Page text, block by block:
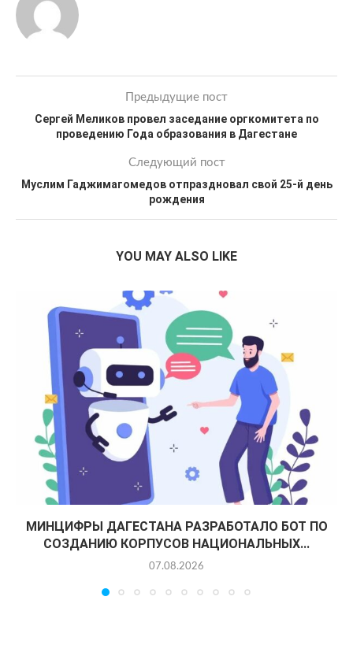
Предыдущие пост
Сергей Меликов провел заседание оргкомитета по
проведению Года образования в Дагестане
Следующий пост
Муслим Гаджимагомедов отпраздновал свой 25-й день
рождения
YOU MAY ALSO LIKE
МИНЦИФРЫ ДАГЕСТАНА РАЗРАБОТАЛО БОТ ПО
СОЗДАНИЮ КОРПУСОВ НАЦИОНАЛЬНЫХ...
07.08.2026